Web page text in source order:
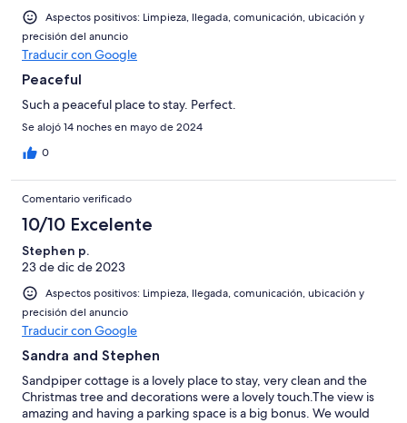
Aspectos positivos: Limpieza, llegada, comunicación, ubicación y
precisión del anuncio
Traducir con Google
Peaceful
Such a peaceful place to stay. Perfect.
Se alojó 14 noches en mayo de 2024
0
Comentario verificado
10/10 Excelente
Stephen p.
23 de dic de 2023
Aspectos positivos: Limpieza, llegada, comunicación, ubicación y
precisión del anuncio
Traducir con Google
Sandra and Stephen
Sandpiper cottage is a lovely place to stay, very clean and the
Christmas tree and decorations were a lovely touch.The view is
amazing and having a parking space is a big bonus. We would